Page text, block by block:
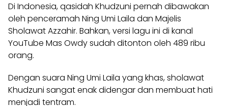
Di Indonesia, qasidah Khudzuni pernah dibawakan
oleh penceramah Ning Umi Laila dan Majelis
Sholawat Azzahir. Bahkan, versi lagu ini di kanal
YouTube Mas Owdy sudah ditonton oleh 489 ribu
orang.
Dengan suara Ning Umi Laila yang khas, sholawat
Khudzuni sangat enak didengar dan membuat hati
menjadi tentram.